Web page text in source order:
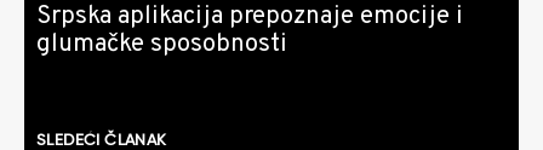
Srpska aplikacija prepoznaje emocije i
glumačke sposobnosti
SLEDEĆI ČLANAK